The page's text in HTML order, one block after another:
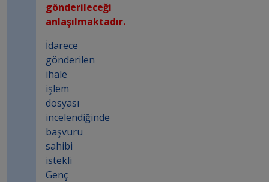
gönderileceği
anlaşılmaktadır.
İdarece
gönderilen
ihale
işlem
dosyası
incelendiğinde
başvuru
sahibi
istekli
Genç